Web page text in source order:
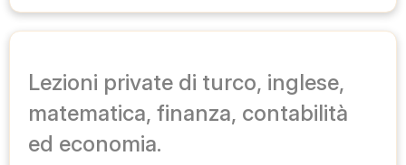
Lezioni private di turco, inglese,
matematica, finanza, contabilità
ed economia.